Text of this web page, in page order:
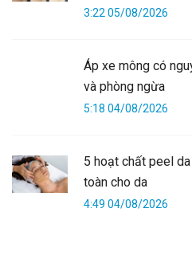
3:22 05/08/2026
Áp xe mông có
và phòng ngừa
5:18 04/08/2026
5 hoạt chất peel
toàn cho da
4:49 04/08/2026